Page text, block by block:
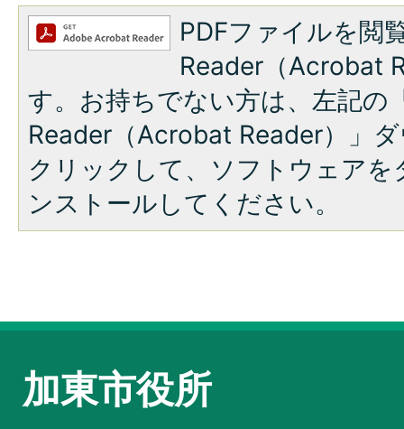
PDFファイルを閲
Reader（Acrobat
す。お持ちでない方は、左記の
Reader（Acrobat Reader）」
クリックして、ソフトウェア
ンストールしてください。
加東市役所